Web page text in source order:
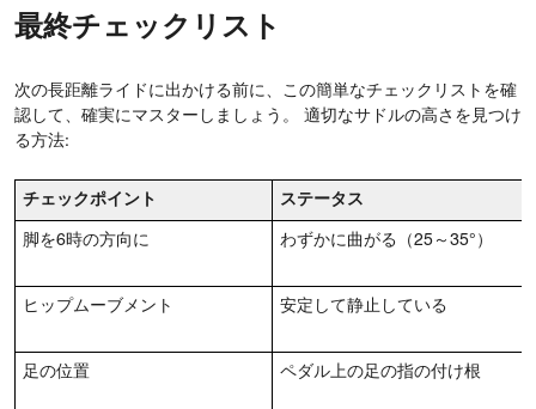
最終チェックリスト
次の長距離ライドに出かける前に、この簡単なチェックリストを確
認して、確実にマスターしましょう。 適切なサドルの高さを見つけ
る方法:
チェックポイント ステータス
脚を6時の方向に わずかに曲がる（25～35°）
ヒップムーブメント 安定して静止している
足の位置 ペダル上の足の指の付け根